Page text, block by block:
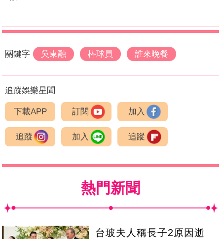
關鍵字 吳東融 棒球員 誰來晚餐
追蹤娛樂星聞
下載APP 訂閱 加入
追蹤 加入 追蹤
熱門新聞
台玻夫人稱長子2原因逝